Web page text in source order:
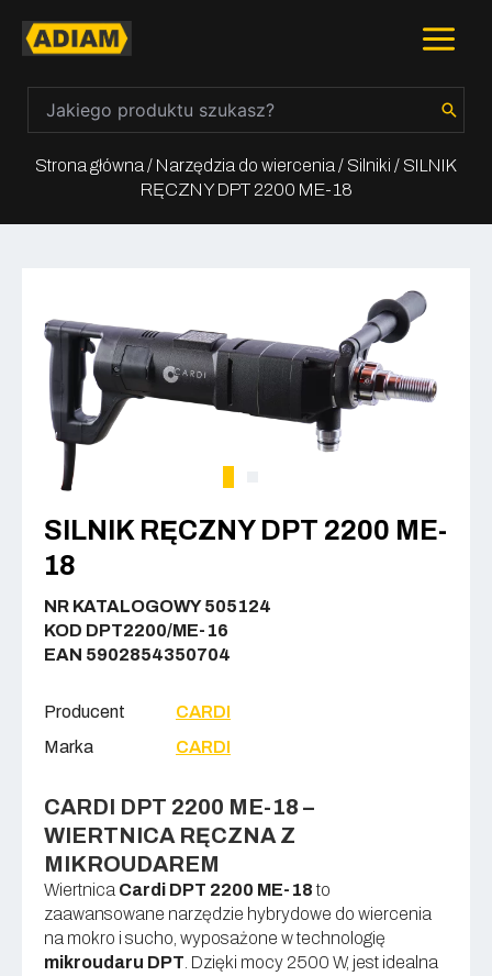
content
for:
Main
Strona główna / Narzędzia do wiercenia / Silniki / SILNIK
RĘCZNY DPT 2200 ME-18
SILNIK RĘCZNY DPT 2200 ME-
18
NR KATALOGOWY 505124
KOD DPT2200/ME-16
EAN 5902854350704
Producent
CARDI
Marka
CARDI
CARDI DPT 2200 ME-18 –
WIERTNICA RĘCZNA Z
MIKROUDAREM
Wiertnica Cardi DPT 2200 ME-18to
zaawansowane narzędzie hybrydowe do wiercenia
na mokro i sucho, wyposażone w technologię
mikroudaru DPT . Dzięki mocy 2500 W, jest idealna